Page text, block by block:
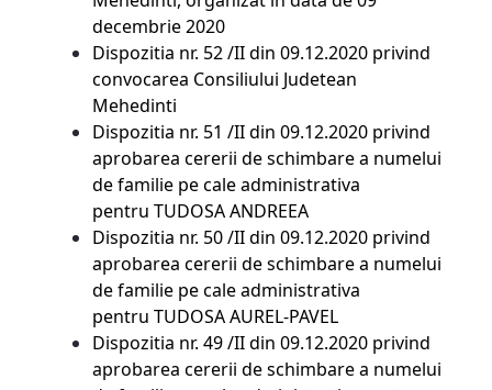
decembrie 2020
Dispozitia nr. 52 /II din 09.12.2020 privind
convocarea Consiliului Judetean
Mehedinti
Dispozitia nr. 51 /II din 09.12.2020 privind
aprobarea cererii de schimbare a numelui
de familie pe cale administrativa
pentru TUDOSA ANDREEA
Dispozitia nr. 50 /II din 09.12.2020 privind
aprobarea cererii de schimbare a numelui
de familie pe cale administrativa
pentru TUDOSA AUREL-PAVEL
Dispozitia nr. 49 /II din 09.12.2020 privind
aprobarea cererii de schimbare a numelui